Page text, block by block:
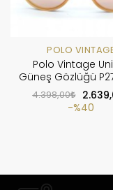
POLO
Polo Vintage
Güneş Gözlüğü
4.398,00
%40